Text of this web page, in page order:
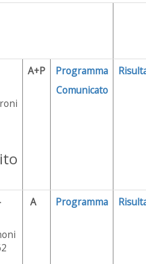
A+P
Programma
Comunicato
A Programma